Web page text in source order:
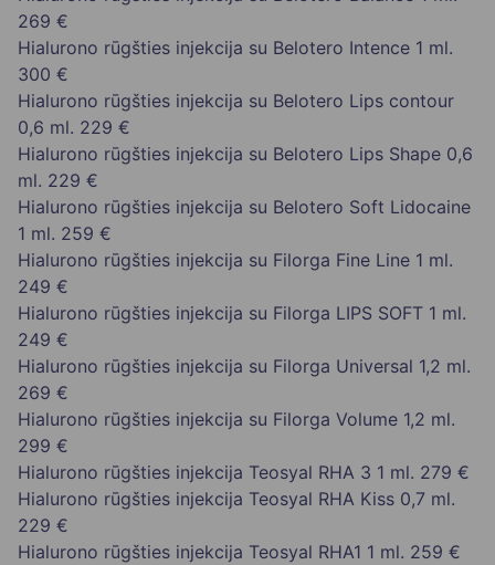
269 €
Hialurono rūgšties injekcija su Belotero Intence 1 ml.
300 €
Hialurono rūgšties injekcija su Belotero Lips contour
0,6 ml. 229 €
Hialurono rūgšties injekcija su Belotero Lips Shape 0,6
ml. 229 €
Hialurono rūgšties injekcija su Belotero Soft Lidocaine
1 ml. 259 €
Hialurono rūgšties injekcija su Filorga Fine Line 1 ml.
249 €
Hialurono rūgšties injekcija su Filorga LIPS SOFT 1 ml.
249 €
Hialurono rūgšties injekcija su Filorga Universal 1,2 ml.
269 €
Hialurono rūgšties injekcija su Filorga Volume 1,2 ml.
299 €
Hialurono rūgšties injekcija Teosyal RHA 3 1 ml. 279 €
Hialurono rūgšties injekcija Teosyal RHA Kiss 0,7 ml.
229 €
Hialurono rūgšties injekcija Teosyal RHA1 1 ml. 259 €